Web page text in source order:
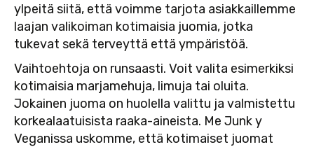
ylpeitä siitä, että voimme tarjota asiakkaillemme
laajan valikoiman kotimaisia juomia, jotka
tukevat sekä terveyttä että ympäristöä.
Vaihtoehtoja on runsaasti. Voit valita esimerkiksi
kotimaisia marjamehuja, limuja tai oluita.
Jokainen juoma on huolella valittu ja valmistettu
korkealaatuisista raaka-aineista. Me Junk y
Veganissa uskomme, että kotimaiset juomat